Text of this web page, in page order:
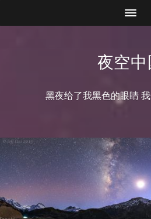
夜空中
黑夜给了我黑色的眼睛